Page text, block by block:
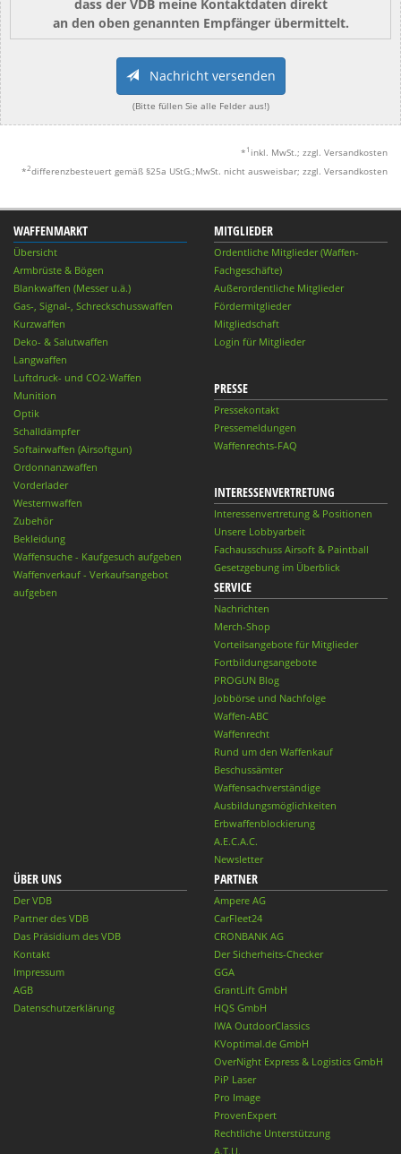
dass der VDB meine Kontaktdaten direkt
an den oben genannten Empfänger übermittelt.
Nachricht versenden
(Bitte füllen Sie alle Felder aus!)
* 1 inkl. MwSt.; zzgl. Versandkosten
*2differenzbesteuert gemäß §25a UStG.;MwSt. nicht ausweisbar; zzgl. Versandkosten
WAFFENMARKT
Übersicht
Armbrüste & Bögen
Blankwaffen (Messer u.ä.)
Gas-, Signal-, Schreckschusswaffen
Kurzwaffen
Deko- & Salutwaffen
Langwaffen
Luftdruck- und CO2-Waffen
Munition
Optik
Schalldämpfer
Softairwaffen (Airsoftgun)
Ordonnanzwaffen
Vorderlader
Westernwaffen
Zubehör
Bekleidung
Waffensuche - Kaufgesuch aufgeben
Waffenverkauf - Verkaufsangebot
aufgeben
MITGLIEDER
Ordentliche Mitglieder (Waffen-
Fachgeschäfte)
Außerordentliche Mitglieder
Fördermitglieder
Mitgliedschaft
Login für Mitglieder
PRESSE
Pressekontakt
Pressemeldungen
Waffenrechts-FAQ
INTERESSENVERTRETUNG
Interessenvertretung & Positionen
Unsere Lobbyarbeit
Fachausschuss Airsoft & Paintball
Gesetzgebung im Überblick
SERVICE
Nachrichten
Merch-Shop
Vorteilsangebote für Mitglieder
Fortbildungsangebote
PROGUN Blog
Jobbörse und Nachfolge
Waffen-ABC
Waffenrecht
Rund um den Waffenkauf
Beschussämter
Waffensachverständige
Ausbildungsmöglichkeiten
Erbwaffenblockierung
A.E.C.A.C.
Newsletter
ÜBER UNS
Der VDB
Partner des VDB
Das Präsidium des VDB
Kontakt
Impressum
AGB
Datenschutzerklärung
PARTNER
Ampere AG
CarFleet24
CRONBANK AG
Der Sicherheits-Checker
GGA
GrantLift GmbH
HQS GmbH
IWA OutdoorClassics
KVoptimal.de GmbH
OverNight Express & Logistics GmbH
PiP Laser
Pro Image
ProvenExpert
Rechtliche Unterstützung
A.T.U.